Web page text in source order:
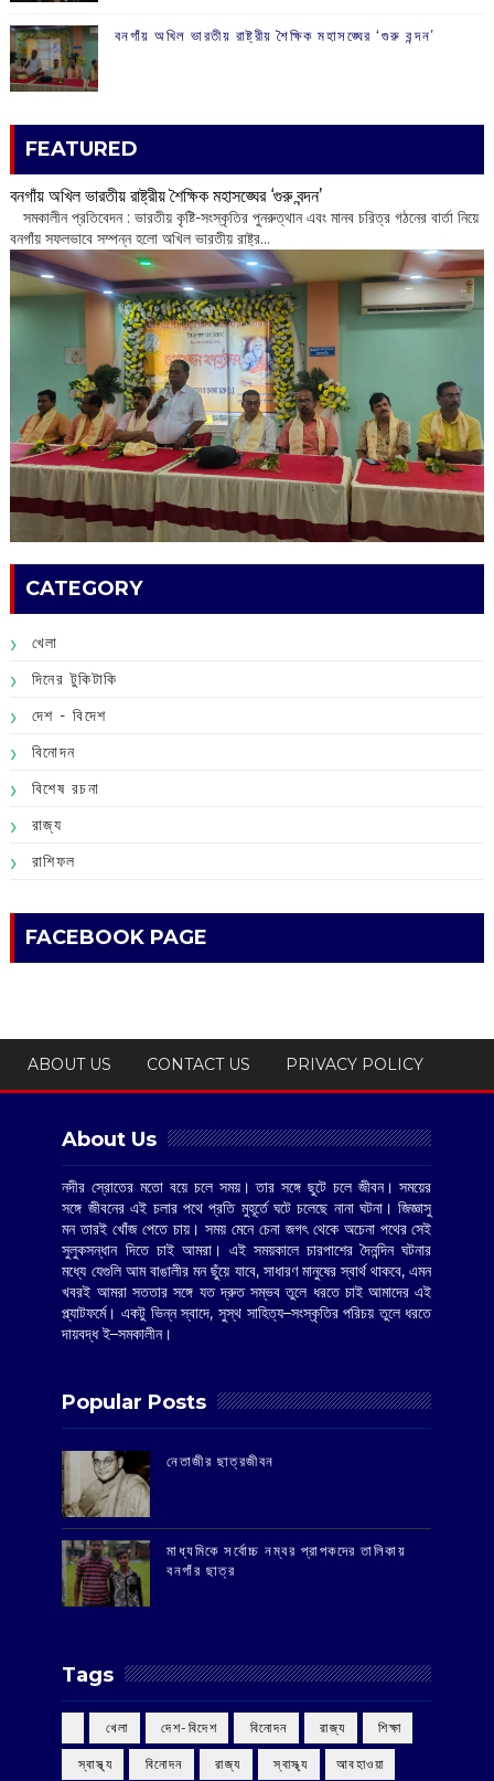
বনগাঁয় অখিল ভারতীয় রাষ্ট্রীয় শৈক্ষিক মহাসঙ্ঘের ‘গুরু বন্দন’
FEATURED
বনগাঁয় অখিল ভারতীয় রাষ্ট্রীয় শৈক্ষিক মহাসঙ্ঘের ‘গুরু বন্দন’
​ সমকালীন প্রতিবেদন : ভারতীয় কৃষ্টি-সংস্কৃতির পুনরুত্থান এবং মানব চরিত্র গঠনের বার্তা নিয়ে
বনগাঁয় সফলভাবে সম্পন্ন হলো অখিল ভারতীয় রাষ্ট্র...
CATEGORY
খেলা
দিনের টুকিটাকি
দেশ - বিদেশ
বিনোদন
বিশেষ রচনা
রাজ্য
রাশিফল
FACEBOOK PAGE
ABOUT US CONTACT US PRIVACY POLICY
About Us
নদীর স্রোতের মতো বয়ে চলে সময়। তার সঙ্গে ছুটে চলে জীবন। সময়ের
সঙ্গে জীবনের এই চলার পথে প্রতি মুহূর্তে ঘটে চলেছে নানা ঘটনা। জিজ্ঞাসু
মন তারই খোঁজ পেতে চায়। সময় মেনে চেনা জগৎ থেকে অচেনা পথের সেই
সুলুকসন্ধান দিতে চাই আমরা। এই সময়কালে চারপাশের দৈনন্দিন ঘটনার
মধ্যে যেগুলি আম বাঙালীর মন ছুঁয়ে যাবে, সাধারণ মানুষের স্বার্থ থাকবে, এমন
খবরই আমরা সততার সঙ্গে যত দ্রুত সম্ভব তুলে ধরতে চাই আমাদের এই
প্ল্যাটফর্মে। একটু ভিন্ন স্বাদে, সুস্থ সাহিত্য–সংস্কৃতির পরিচয় তুলে ধরতে
দায়বদ্ধ ই–সমকালীন।
Popular Posts
‌নেতাজীর ছাত্রজীবন
মাধ্যমিকে সর্বোচ্চ নম্বর প্রাপকদের তালিকায়
বনগাঁর ছাত্র
Tags
‌ খেলা ‌ দেশ-বিদেশ ‌ বিনোদন ‌ রাজ্য ‌ শিক্ষা
‌ স্বাস্থ্য ‌ বিনোদন ‌ রাজ্য ‌ স্বাস্থ্য আবহাওয়া